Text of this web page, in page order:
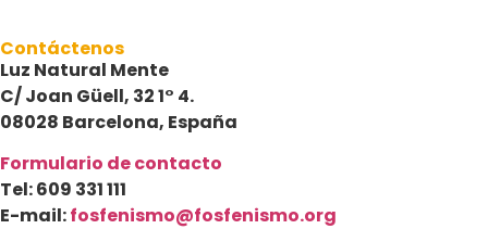
Contáctenos
Luz Natural Mente
C/ Joan Güell, 32 1° 4.
08028 Barcelona, España
Formulario de contacto
Tel: 609 331 111
E-mail:fosfenismo@fosfenismo.org